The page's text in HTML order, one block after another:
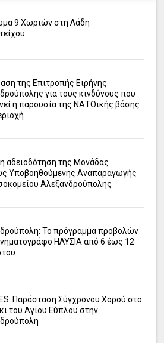
9 Χωριών στη Λάδη
της Επιτροπής Ειρήνης
για τους κινδύνους που
η παρουσία της ΝΑΤΟϊκής βάσης
αδειοδότηση της Μονάδας
Υποβοηθούμενης Αναπαραγωγής
Αλεξανδρούπολης
Το πρόγραμμα προβολών
ΗΛΥΣΙΑ από 6 έως 12
Παράσταση Σύγχρονου Χορού στο
του Αγίου Εύπλου στην